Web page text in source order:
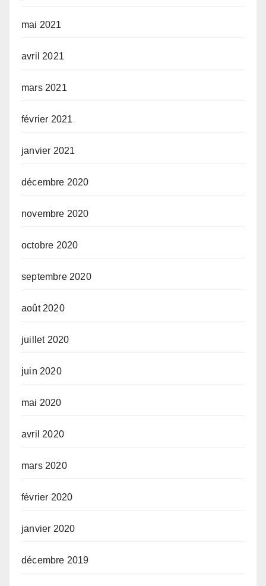
mai 2021
avril 2021
mars 2021
février 2021
janvier 2021
décembre 2020
novembre 2020
octobre 2020
septembre 2020
août 2020
juillet 2020
juin 2020
mai 2020
avril 2020
mars 2020
février 2020
janvier 2020
décembre 2019